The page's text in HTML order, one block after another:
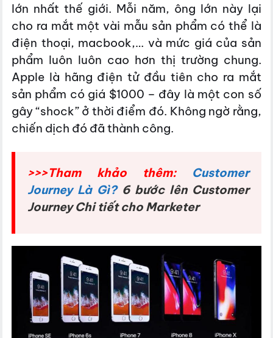
lớn nhất thế giới. Mỗi năm, ông lớn này lại
cho ra mắt một vài mẫu sản phẩm có thể là
điện thoại, macbook,… và mức giá của sản
phẩm luôn luôn cao hơn thị trường chung.
Apple là hãng điện tử đầu tiên cho ra mắt
sản phẩm có giá $1000 – đây là một con số
gây “shock” ở thời điểm đó. Không ngờ rằng,
chiến dịch đó đã thành công.
>>>Tham khảo thêm: Customer
Journey Là Gì? 6 bước lên Customer
Journey Chi tiết cho Marketer